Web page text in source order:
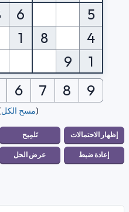
6
5
1 8
4
9
1
6 7 8 9
مسح الكل)